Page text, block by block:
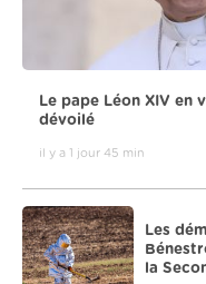
Le pape Léon XIV en
dévoilé
il y a 1 jour 45 min
Les
la